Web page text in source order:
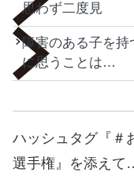
思わず二度見
障害のある子を持
に思うことは…
ハッシュタグ『＃
選手権』を添えて